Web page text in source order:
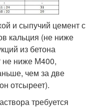
и сыпучий цемент с
кальция (не ниже
из бетона
не ниже М400,
чем за две
отсыреет).
требуется